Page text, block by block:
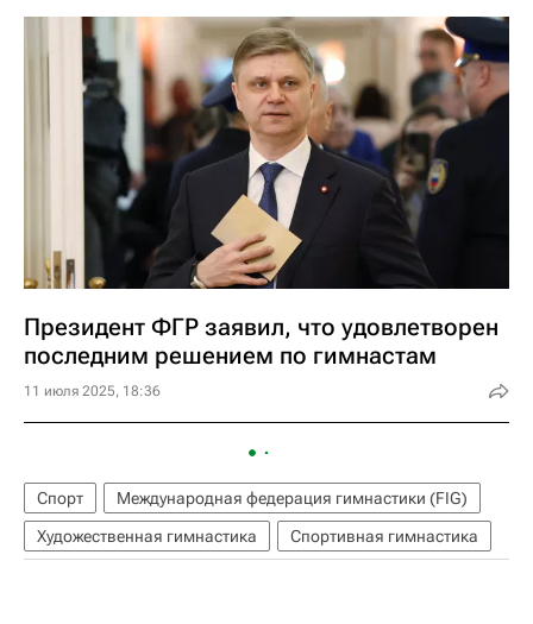
Президент ФГР заявил, что удовлетворен
последним решением по гимнастам
11 июля 2025, 18:36
Спорт
Международная федерация гимнастики (FIG)
Художественная гимнастика
Спортивная гимнастика